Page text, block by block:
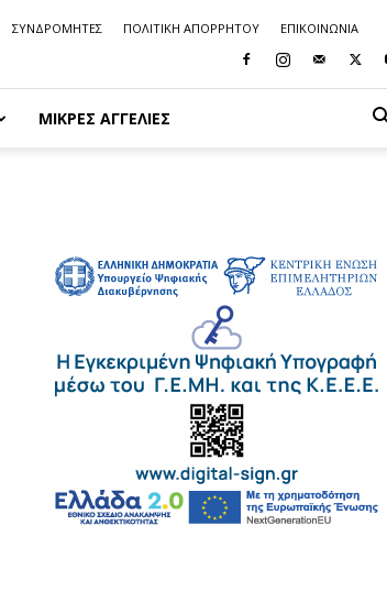
ΣΥΝΔΡΟΜΗΤΕΣ ΠΟΛΙΤΙΚΗ ΑΠΟΡΡΗΤΟΥ ΕΠΙΚΟΙΝΩΝΙΑ
ΜΙΚΡΈΣ ΑΓΓΕΛΊΕΣ